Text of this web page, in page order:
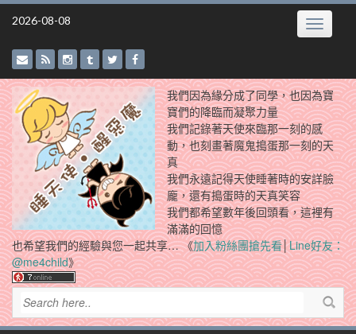
Skip
2026-08-08 Toggle
我們因為緣分成了同學，也因為寶
寶們的降臨而凝聚力量
我們記錄著天使來臨那一刻的感
動，也刻畫著魔鬼搗蛋那一刻的天
真
我們永遠記得天使睡著時的安詳臉
龐，還有搗蛋時的天真笑容
我們都希望數年後回頭看，這裡有
滿滿的回憶
也希望我們的經驗與您一起共享… 《加入粉絲團搶先看│Line好友：
@me4child》